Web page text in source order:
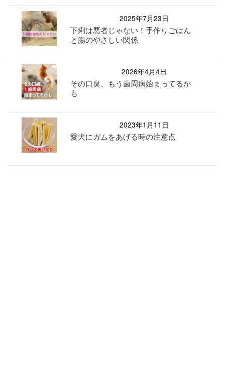
2025年7月23日
下痢は悪者じゃない！手作りごはん
と腸のやさしい関係
2026年4月4日
その口臭、もう歯周病始まってるか
も
2023年1月11日
愛犬にガムをあげる時の注意点